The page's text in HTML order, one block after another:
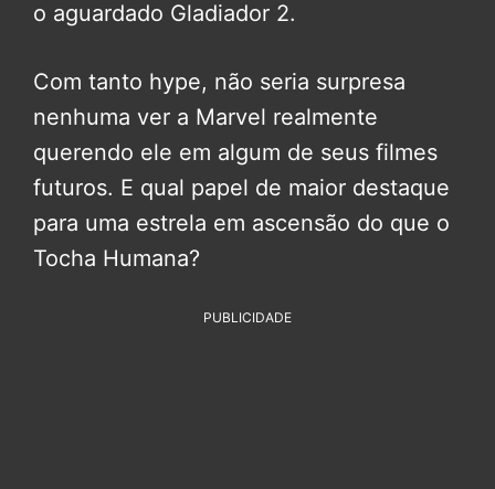
o aguardado Gladiador 2.
Com tanto hype, não seria surpresa
nenhuma ver a Marvel realmente
querendo ele em algum de seus filmes
futuros. E qual papel de maior destaque
para uma estrela em ascensão do que o
Tocha Humana?
PUBLICIDADE